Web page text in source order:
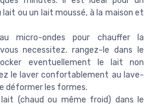
ou un lait moussé, à la maison et
micro-ondes pour chauffer la
necessitez. rangez-le dans le
eventuellement le lait non
le laver confortablement au lave-
déformer les formes.
(chaud ou même froid) dans le